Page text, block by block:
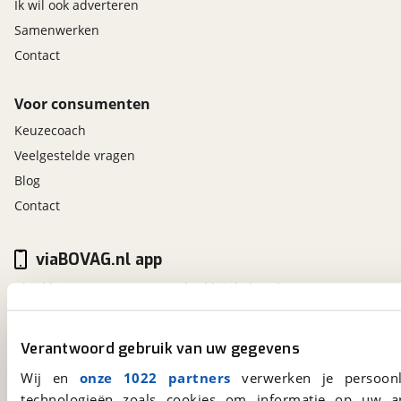
Verantwoord gebruik van uw gegevens
Wij en onze 1022 partners verwerken je
Ik wil ook adverteren
Samenwerken
Contact
Voor consumenten
Keuzecoach
Veelgestelde vragen
Blog
Contact
viaBOVAG.nl
viaBOVAG.nl app
Altijd het meest recente aanbod bij de hand.
Download 'm nu.